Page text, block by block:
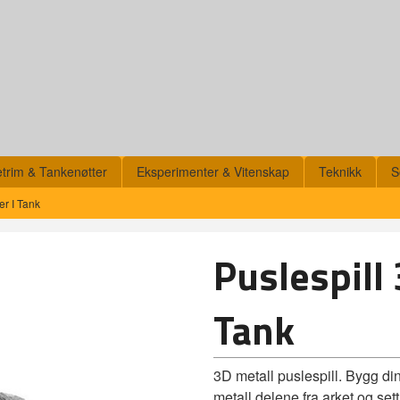
& Tankenøtter Eksperimenter & Vitenskap Teknikk
I Tank
Puslespill
Tank
3D metall puslespill. Bygg